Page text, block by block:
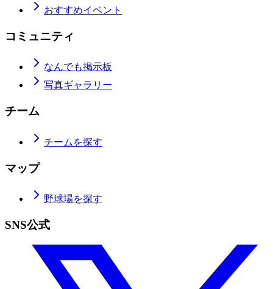
おすすめイベント
コミュニティ
なんでも掲示板
写真ギャラリー
チーム
チームを探す
マップ
野球場を探す
SNS公式